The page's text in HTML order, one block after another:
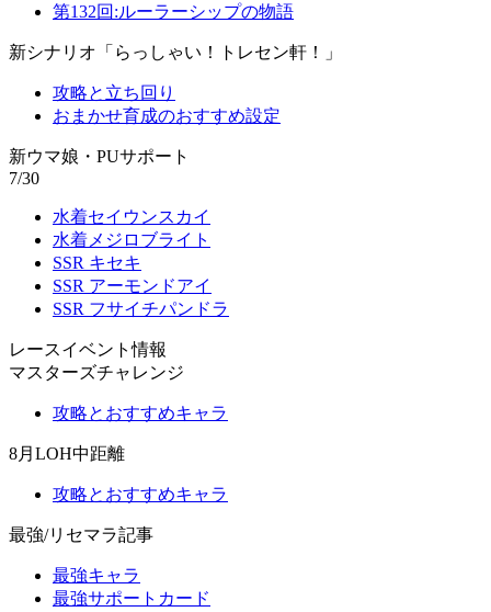
第132回:ルーラーシップの物語
新シナリオ「らっしゃい！トレセン軒！」
攻略と立ち回り
おまかせ育成のおすすめ設定
新ウマ娘・PUサポート
7/30
水着セイウンスカイ
水着メジロブライト
SSR キセキ
SSR アーモンドアイ
SSR フサイチパンドラ
レースイベント情報
マスターズチャレンジ
攻略とおすすめキャラ
8月LOH中距離
攻略とおすすめキャラ
最強/リセマラ記事
最強キャラ
最強サポートカード